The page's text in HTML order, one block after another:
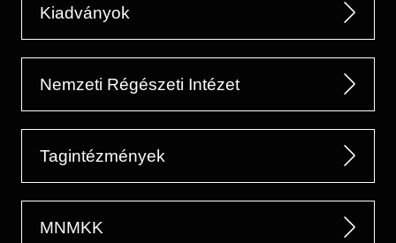
Kiadványok
Nemzeti Régészeti Intézet
Tagintézmények
MNMKK